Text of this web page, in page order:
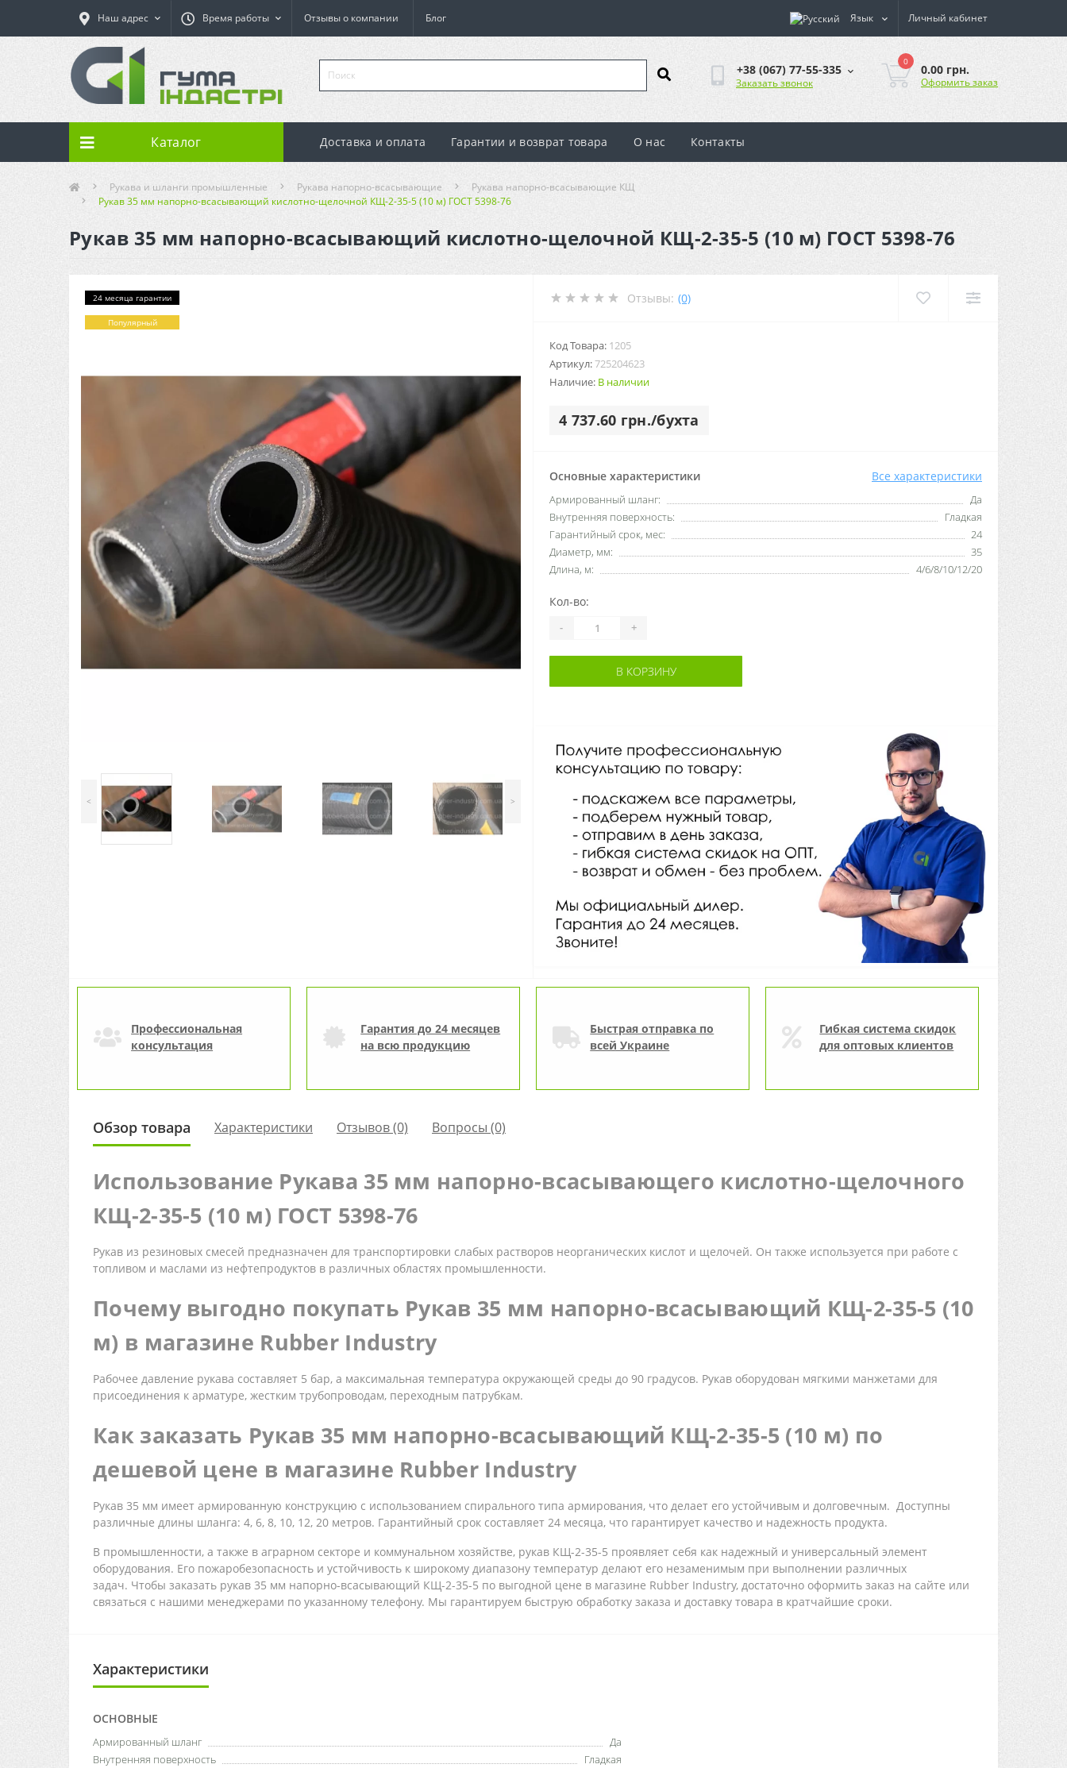
Наш адрес Время работы Отзывы о компании Блог Язык Личный кабинет
+38 (067) 77-55-335
Заказать звонок
0
0.00 грн.
Оформить заказ
Каталог Доставка и оплата Гарантии и возврат товара О нас Контакты
Рукава и шланги промышленные Рукава напорно-всасывающие
Рукава напорно-всасывающие КЩ
Рукав 35 мм напорно-всасывающий кислотно-щелочной КЩ-2-35-5 (10 м) ГОСТ 5398-76
Рукав 35 мм напорно-всасывающий кислотно-щелочной КЩ-2-35-5 (10 м) ГОСТ 5398-76
24 месяца гарантии
Популярный
< >
Отзывы: (0)
Код Товара: 1205
Артикул:725204623
Наличие: В наличии
4 737.60 грн./бухта
Основные характеристики Все характеристики
Армированный шланг:
Да
Внутренняя поверхность:
Гладкая
Гарантийный срок, мес:
24
Диаметр, мм:
35
Длина, м:
4/6/8/10/12/20
Кол-во:
- +
В КОРЗИНУ
Профессиональная
консультация
Гарантия до 24 месяцев
на всю продукцию
Быстрая отправка по
всей Украине
Гибкая система скидок
для оптовых клиентов
Обзор товара Характеристики Отзывов (0) Вопросы (0)
Использование Рукава 35 мм напорно-всасывающего кислотно-щелочного
КЩ-2-35-5 (10 м) ГОСТ 5398-76
Рукав из резиновых смесей предназначен для транспортировки слабых растворов неорганических кислот и щелочей. Он также используется при работе с
топливом и маслами из нефтепродуктов в различных областях промышленности.
Почему выгодно покупать Рукав 35 мм напорно-всасывающий КЩ-2-35-5 (10
м) в магазине Rubber Industry
Рабочее давление рукава составляет 5 бар, а максимальная температура окружающей среды до 90 градусов. Рукав оборудован мягкими манжетами для
присоединения к арматуре, жестким трубопроводам, переходным патрубкам.
Как заказать Рукав 35 мм напорно-всасывающий КЩ-2-35-5 (10 м) по
дешевой цене в магазине Rubber Industry
Рукав 35 мм имеет армированную конструкцию с использованием спирального типа армирования, что делает его устойчивым и долговечным. Доступны
различные длины шланга: 4, 6, 8, 10, 12, 20 метров. Гарантийный срок составляет 24 месяца, что гарантирует качество и надежность продукта.
В промышленности, а также в аграрном секторе и коммунальном хозяйстве, рукав КЩ-2-35-5 проявляет себя как надежный и универсальный элемент
оборудования. Его пожаробезопасность и устойчивость к широкому диапазону температур делают его незаменимым при выполнении различных
задач. Чтобы заказать рукав 35 мм напорно-всасывающий КЩ-2-35-5 по выгодной цене в магазине Rubber Industry, достаточно оформить заказ на сайте или
связаться с нашими менеджерами по указанному телефону. Мы гарантируем быструю обработку заказа и доставку товара в кратчайшие сроки.
Характеристики
ОСНОВНЫЕ
Армированный шланг
Да
Внутренняя поверхность
Гладкая